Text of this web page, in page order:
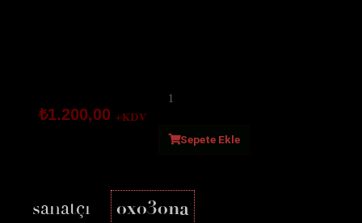
₺1.200,00 +KDV
adet
Sepete Ekle
sanatçı oxo3ona